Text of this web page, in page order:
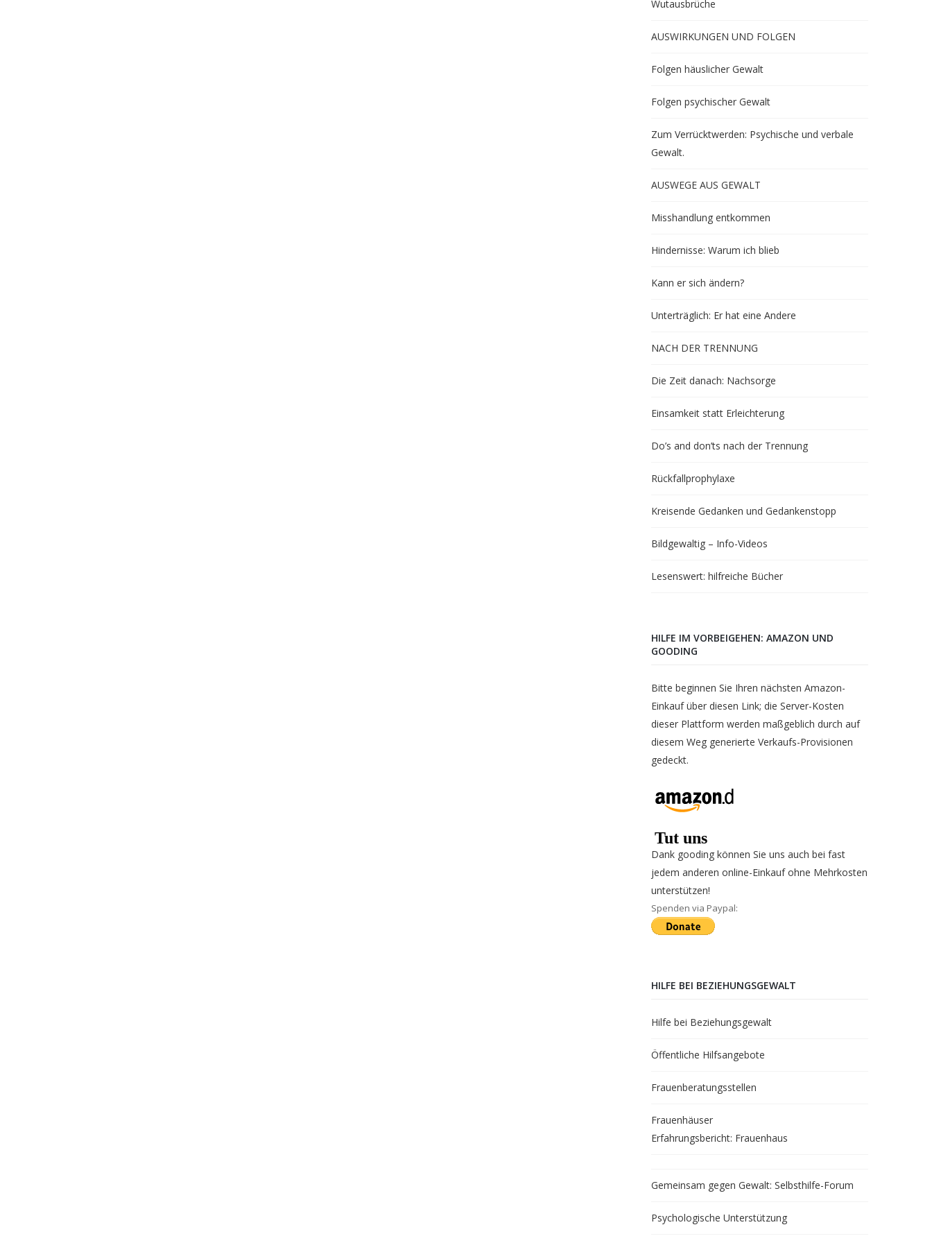
Wutausbrüche
AUSWIRKUNGEN UND FOLGEN
Folgen häuslicher Gewalt
Folgen psychischer Gewalt
Zum Verrücktwerden: Psychische und verbale
Gewalt.
AUSWEGE AUS GEWALT
Misshandlung entkommen
Hindernisse: Warum ich blieb
Kann er sich ändern?
Unterträglich: Er hat eine Andere
NACH DER TRENNUNG
Die Zeit danach: Nachsorge
Einsamkeit statt Erleichterung
Do’s and don’ts nach der Trennung
Rückfallprophylaxe
Kreisende Gedanken und Gedankenstopp
Bildgewaltig – Info-Videos
Lesenswert: hilfreiche Bücher
HILFE IM VORBEIGEHEN: AMAZON UND
GOODING
Bitte beginnen Sie Ihren nächsten Amazon-
Einkauf über diesen Link; die Server-Kosten
dieser Plattform werden maßgeblich durch auf
diesem Weg generierte Verkaufs-Provisionen
gedeckt.
Dank gooding können Sie uns auch bei fast
jedem anderen online-Einkauf ohne Mehrkosten
unterstützen!
Spenden via Paypal:
HILFE BEI BEZIEHUNGSGEWALT
Hilfe bei Beziehungsgewalt
Öffentliche Hilfsangebote
Frauenberatungsstellen
Frauenhäuser
Erfahrungsbericht: Frauenhaus
Gemeinsam gegen Gewalt: Selbsthilfe-Forum
Psychologische Unterstützung